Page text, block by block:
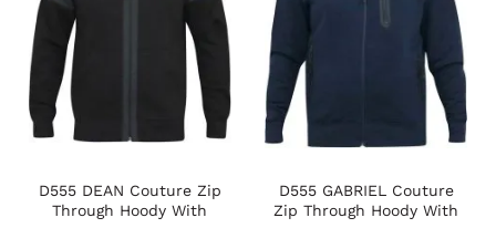
D555 DEAN Couture Zip
Through Hoody With
D555 GABRIEL Couture
Zip Through Hoody With